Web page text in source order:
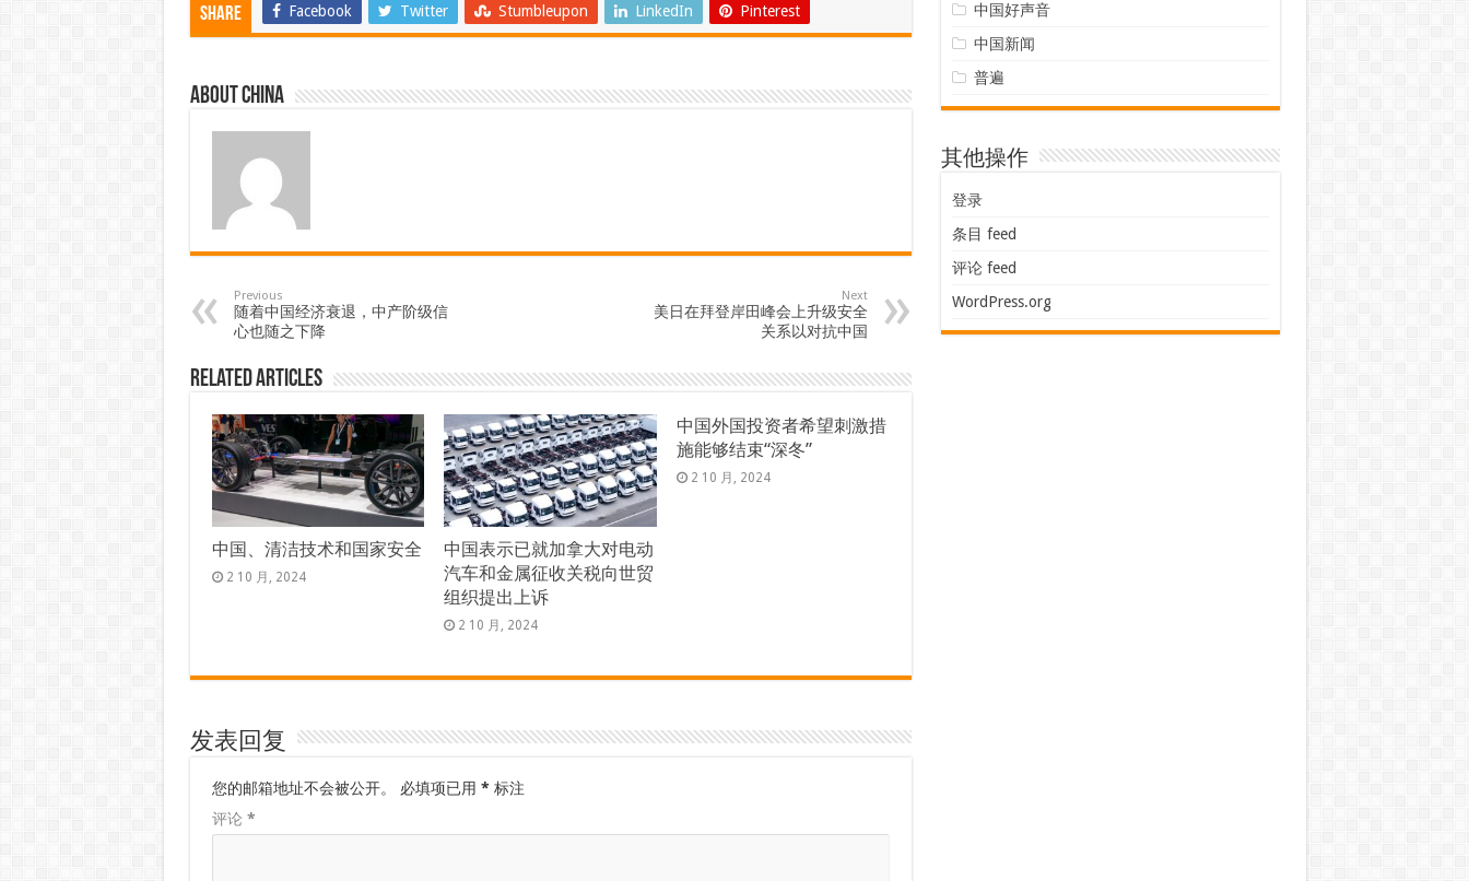
Share Facebook Twitter Stumbleupon LinkedIn Pinterest
About china
Previous
随着中国经济衰退，中产阶级信
心也随之下降
Next
美日在拜登岸田峰会上升级安全
关系以对抗中国
Related Articles
中国、清洁技术和国家安全
2 10 月, 2024
中国表示已就加拿大对电动
汽车和金属征收关税向世贸
组织提出上诉
2 10 月, 2024
中国外国投资者希望刺激措
施能够结束“深冬”
2 10 月, 2024
发表回复
您的邮箱地址不会被公开。 必填项已用 * 标注
评论 *
中国好声音
中国新闻
普遍
其他操作
登录
条目 feed
评论 feed
WordPress.org